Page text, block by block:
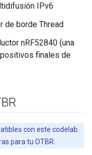
IPv6
de borde Thread
nRF52840 (una
finales de
con este codelab.
para tu OTBR.